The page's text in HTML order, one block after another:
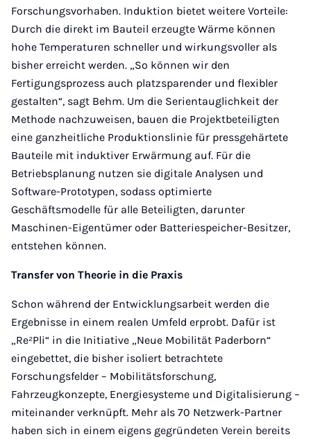
Forschungsvorhaben. Induktion bietet weitere Vorteile:
Durch die direkt im Bauteil erzeugte Wärme können
hohe Temperaturen schneller und wirkungsvoller als
bisher erreicht werden. „So können wir den
Fertigungsprozess auch platzsparender und flexibler
gestalten“, sagt Behm. Um die Serientauglichkeit der
Methode nachzuweisen, bauen die Projektbeteiligten
eine ganzheitliche Produktionslinie für pressgehärtete
Bauteile mit induktiver Erwärmung auf. Für die
Betriebsplanung nutzen sie digitale Analysen und
Software-Prototypen, sodass optimierte
Geschäftsmodelle für alle Beteiligten, darunter
Maschinen-Eigentümer oder Batteriespeicher-Besitzer,
entstehen können.
Transfer von Theorie in die Praxis
Schon während der Entwicklungsarbeit werden die
Ergebnisse in einem realen Umfeld erprobt. Dafür ist
„Re²Pli“ in die Initiative „Neue Mobilität Paderborn“
eingebettet, die bisher isoliert betrachtete
Forschungsfelder – Mobilitätsforschung,
Fahrzeugkonzepte, Energiesysteme und Digitalisierung –
miteinander verknüpft. Mehr als 70 Netzwerk-Partner
haben sich in einem eigens gegründeten Verein bereits